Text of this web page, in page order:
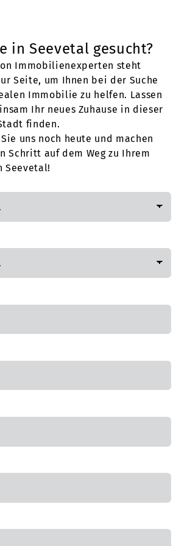
in Seevetal gesucht?
Immobilienexperten steht
Seite, um Ihnen bei der Suche
Immobilie zu helfen. Lassen
Ihr neues Zuhause in dieser
finden.
uns noch heute und machen
Schritt auf dem Weg zu Ihrem
Seevetal!